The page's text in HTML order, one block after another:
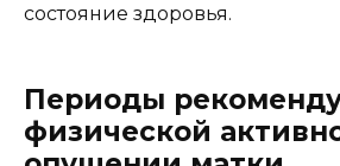
состояние здоровья.
Периоды
физической